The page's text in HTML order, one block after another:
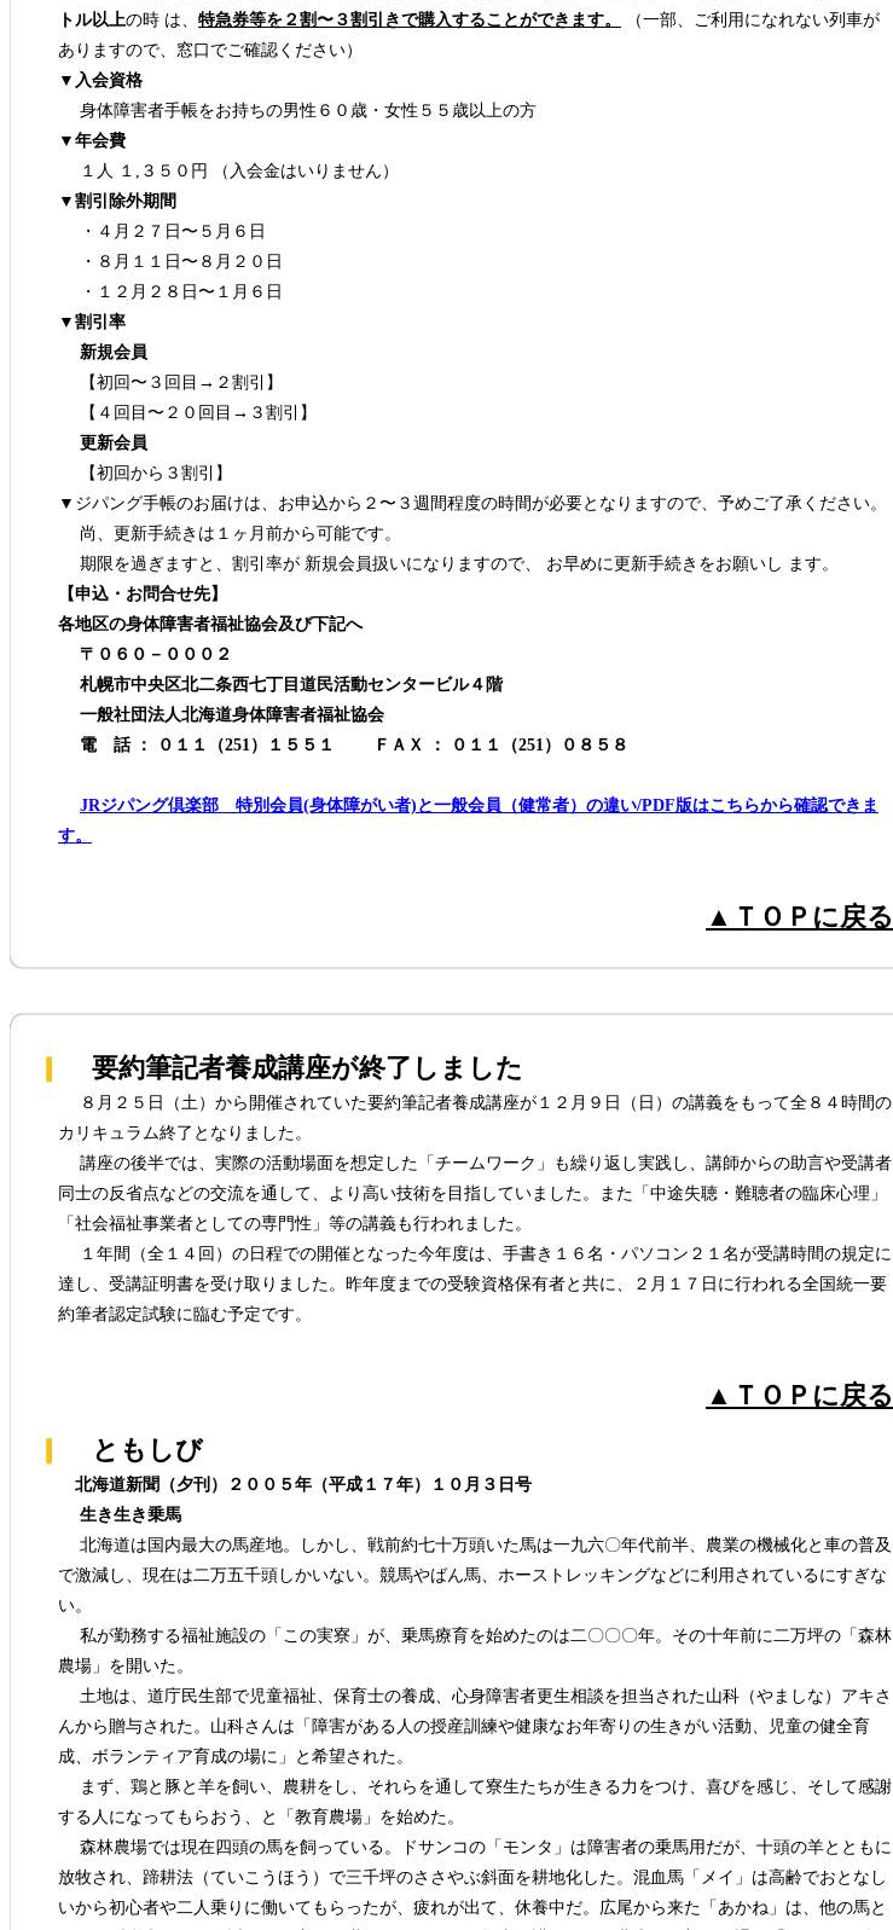
トル以上の時 は、 特急券等を２割〜３割引きで購入することができます。
（一部、ご利用になれない列車が
ありますので、窓口でご確認ください）
▼入会資格
身体障害者手帳をお持ちの男性６０歳・女性５５歳以上の方
▼年会費
１人 １,３５０円 （入会金はいりません）
▼割引除外期間
・４月２７日〜５月６日
・８月１１日〜８月２０日
・１２月２８日〜１月６日
▼割引率
新規会員
【初回〜３回目→２割引】
【４回目〜２０回目→３割引】
更新会員
【初回から３割引】
▼ジパング手帳のお届けは、お申込から２〜３週間程度の時間が必要となりますので、予めご了承ください。
尚、更新手続きは１ヶ月前から可能です。
期限を過ぎますと、割引率が 新規会員扱いになりますので、 お早めに更新手続きをお願いし ます。
【申込・お問合せ先】
各地区の身体障害者福祉協会及び下記へ
〒０６０－０００２
札幌市中央区北二条西七丁目道民活動センタービル４階
一般社団法人北海道身体障害者福祉協会
電 話 ： ０１１（251）１５５１ ＦＡＸ ： ０１１（251）０８５８
JRジパング倶楽部 特別会員(身体障がい者)と一般会員（健常者）の違い/PDF版はこちらから確認できま
す。
▲ＴＯＰに戻る
要約筆記者養成講座が終了しました
８月２５日（土）から開催されていた要約筆記者養成講座が１２月９日（日）の講義をもって全８４時間の
カリキュラム終了となりました。
講座の後半では、実際の活動場面を想定した「チームワーク」も繰り返し実践し、講師からの助言や受講者
同士の反省点などの交流を通して、より高い技術を目指していました。また「中途失聴・難聴者の臨床心理」
「社会福祉事業者としての専門性」等の講義も行われました。
１年間（全１４回）の日程での開催となった今年度は、手書き１６名・パソコン２１名が受講時間の規定に
達し、受講証明書を受け取りました。昨年度までの受験資格保有者と共に、２月１７日に行われる全国統一要
約筆者認定試験に臨む予定です。
▲ＴＯＰに戻る
ともしび
北海道新聞（夕刊）２００５年（平成１７年）１０月３日号
生き生き乗馬
北海道は国内最大の馬産地。しかし、戦前約七十万頭いた馬は一九六〇年代前半、農業の機械化と車の普及
で激減し、現在は二万五千頭しかいない。競馬やばん馬、ホーストレッキングなどに利用されているにすぎな
い。
私が勤務する福祉施設の「この実寮」が、乗馬療育を始めたのは二〇〇〇年。その十年前に二万坪の「森林
農場」を開いた。
土地は、道庁民生部で児童福祉、保育士の養成、心身障害者更生相談を担当された山科（やましな）アキさ
んから贈与された。山科さんは「障害がある人の授産訓練や健康なお年寄りの生きがい活動、児童の健全育
成、ボランティア育成の場に」と希望された。
まず、鶏と豚と羊を飼い、農耕をし、それらを通して寮生たちが生きる力をつけ、喜びを感じ、そして感謝
する人になってもらおう、と「教育農場」を始めた。
森林農場では現在四頭の馬を飼っている。ドサンコの「モンタ」は障害者の乗馬用だが、十頭の羊とともに
放牧され、蹄耕法（ていこうほう）で三千坪のささやぶ斜面を耕地化した。混血馬「メイ」は高齢でおとなし
いから初心者や二人乗りに働いてもらったが、疲れが出て、休養中だ。広尾から来た「あかね」は、他の馬と